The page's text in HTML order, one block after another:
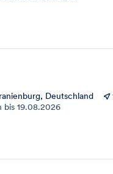
Deutschland
bis 19.08.2026